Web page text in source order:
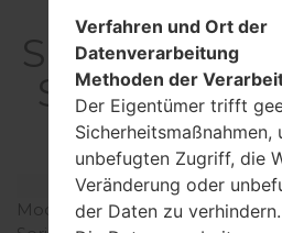
SM-
8.0
Modell und seine
Modell
Verfahren und Ort der
Datenverarbeitung
Methoden der
Der Eigentümer trifft
Sicherheitsmaßnahmen,
unbefugten Zugriff, die
Veränderung oder
der Daten zu verhindern.